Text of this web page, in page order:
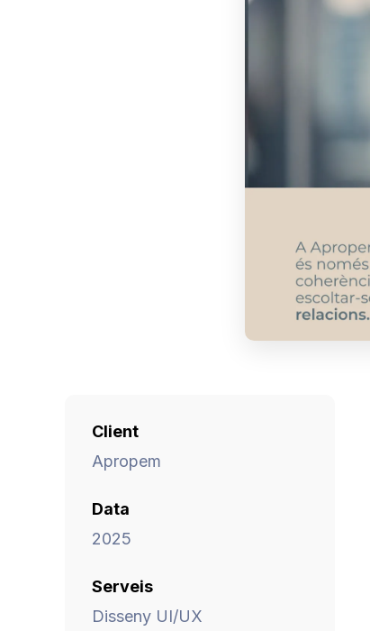
Client
Apropem
Data
2025
Serveis
Disseny UI/UX